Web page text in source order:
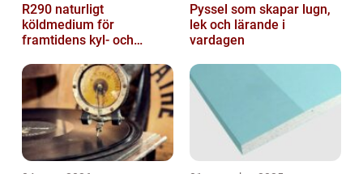
R290 naturligt
köldmedium för
framtidens kyl- och
Pyssel som skapar lugn,
lek och lärande i
vardagen